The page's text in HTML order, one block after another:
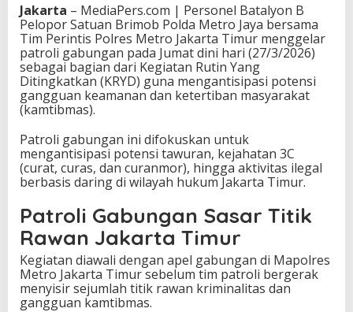
Jakarta – MediaPers.com | Personel Batalyon B
Pelopor Satuan Brimob Polda Metro Jaya bersama
Tim Perintis Polres Metro Jakarta Timur menggelar
patroli gabungan pada Jumat dini hari (27/3/2026)
sebagai bagian dari Kegiatan Rutin Yang
Ditingkatkan (KRYD) guna mengantisipasi potensi
gangguan keamanan dan ketertiban masyarakat
(kamtibmas).
Patroli gabungan ini difokuskan untuk
mengantisipasi potensi tawuran, kejahatan 3C
(curat, curas, dan curanmor), hingga aktivitas ilegal
berbasis daring di wilayah hukum Jakarta Timur.
Patroli Gabungan Sasar Titik
Rawan Jakarta Timur
Kegiatan diawali dengan apel gabungan di Mapolres
Metro Jakarta Timur sebelum tim patroli bergerak
menyisir sejumlah titik rawan kriminalitas dan
gangguan kamtibmas.